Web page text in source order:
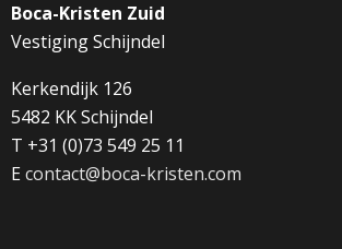
Boca-Kristen Zuid
Vestiging Schijndel
Kerkendijk 126
5482 KK Schijndel
T +31 (0)73 549 25 11
Econtact@boca-kristen.com